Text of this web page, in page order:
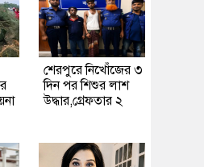
শেরপুরে নিখোঁজের ৩
দিন পর শিশুর লাশ
উদ্ধার,গ্রেফতার ২